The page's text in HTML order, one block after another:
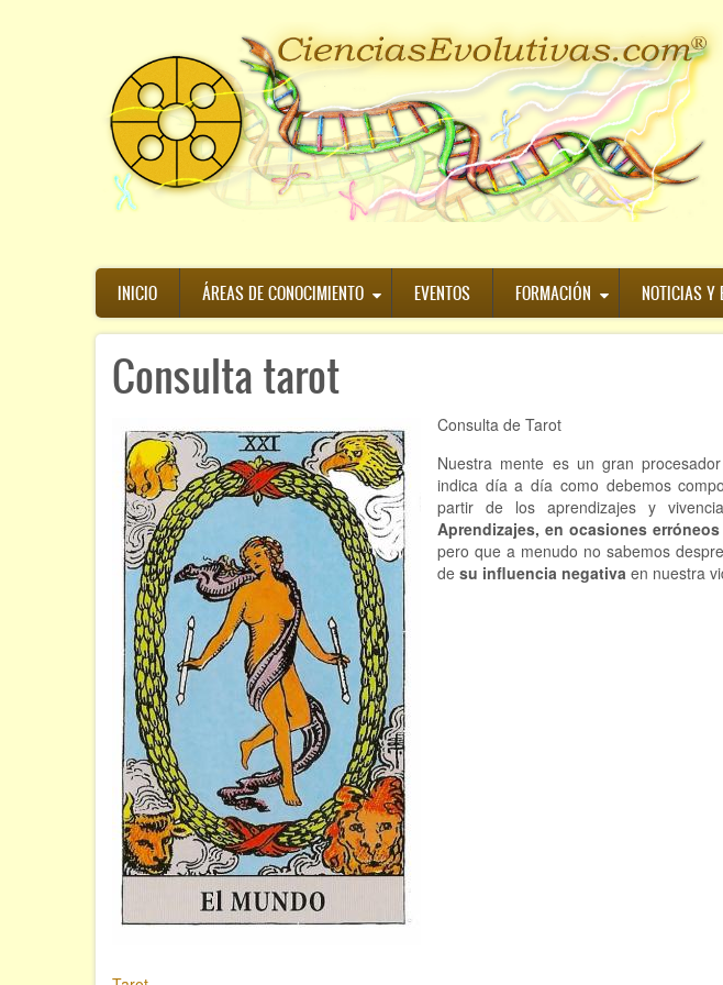
Navegación
principal
INICIO ÁREAS DE CONOCIMIENTO EVENTOS FORMACIÓN NOTICIAS Y
Consulta tarot
Consulta de Tarot
Nuestra mente es un gran
indica día a día como debemos
partir de los aprendizajes y
Aprendizajes, en ocasiones erróneos
pero que a menudo no sabemos
de su influencia negativa en nuestra